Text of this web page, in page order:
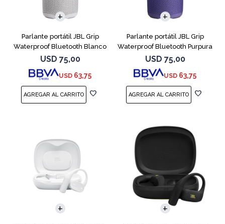
Parlante portátil JBL Grip
Waterproof Bluetooth Blanco
USD 75,00
USD 63,75
Parlante portátil JBL Grip
Waterproof Bluetooth Purpura
USD 75,00
USD 63,75